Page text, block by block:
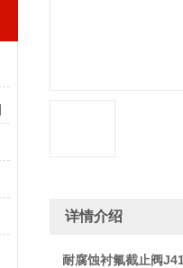
详情介绍
耐腐蚀衬氟截止阀